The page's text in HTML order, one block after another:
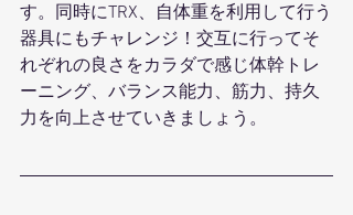
す。同時にTRX、自体重を利用して行う
器具にもチャレンジ！交互に行ってそ
れぞれの良さをカラダで感じ体幹トレ
ーニング、バランス能力、筋力、持久
力を向上させていきましょう。